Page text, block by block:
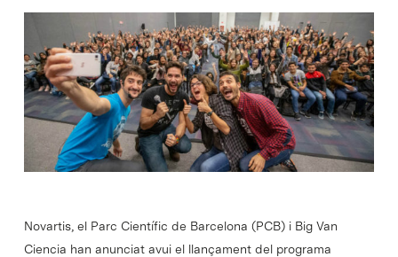
Novartis, el Parc Científic de Barcelona (PCB) i Big Van
Ciencia han anunciat avui el llançament del programa